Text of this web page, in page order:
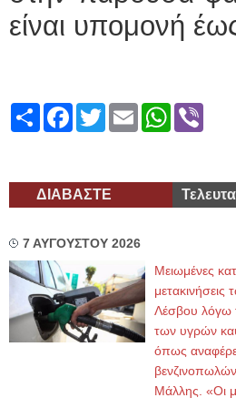
είναι υπομονή
ShareFacebook
TwitterEmailWhatsApp
ΔΙΑΒΑΣΤΕ
7 ΑΥΓΟΥΣΤΟΥ 2026
Μειωμένες
μετακινήσεις
Λέσβου λόγω
των υγρών
όπως
Μάλλης. «Οι